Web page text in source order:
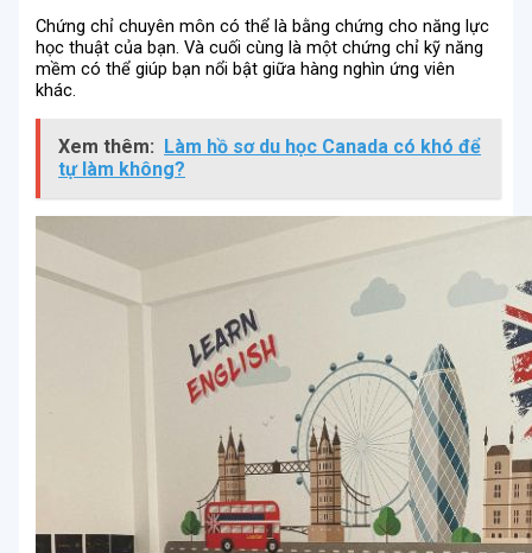
Chứng chỉ chuyên môn có thể là bằng chứng cho năng lực
học thuật của bạn. Và cuối cùng là một chứng chỉ kỹ năng
mềm có thể giúp bạn nổi bật giữa hàng nghìn ứng viên
khác.
Xem thêm:
Làm hồ sơ du học Canada có khó để
tự làm không?